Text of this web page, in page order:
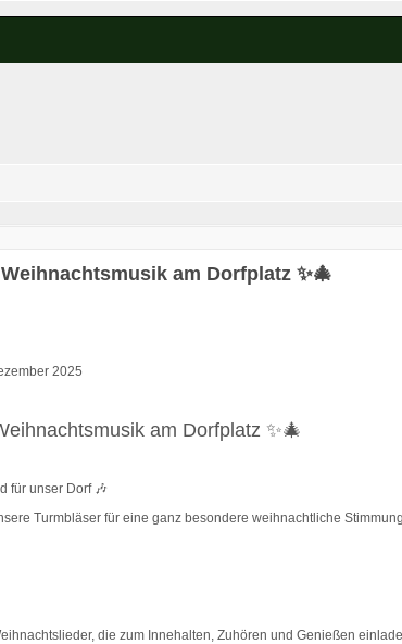
am Dorfplatz ✨🎄
2025
am Dorfplatz ✨🎄
für unser Dorf 🎶
Turmbläser für eine ganz besondere weihnachtliche
die zum Innehalten, Zuhören und Genießen